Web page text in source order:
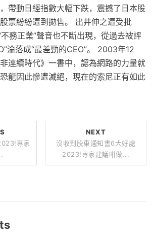
帶動日經指數大幅下跌，震撼了日本股
票紛紛遭到拋售。 出井伸之遭受批
不務正業”聲音也不斷出現，從過去被評
淪落成“最差勁的CEO”。 2003年12
連續時代》一書中，認為網路的力量就
龍因此慘遭滅絕，現在的索尼正有如此
專家
NEXT
沒收到股東通知書6大好處
2023!專家建議咁做...